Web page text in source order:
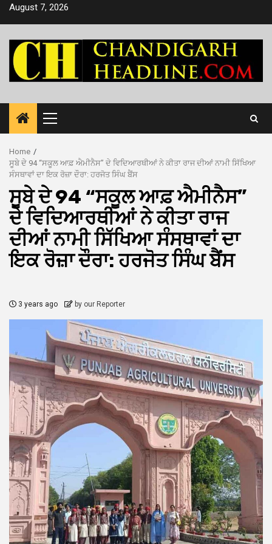
SkipAugust 7, 2026
Primary
Menu
Home
ਸੂਬੇ ਦੇ 94 “ਸਕੂਲ ਆਫ਼ ਐਮੀਨੈਸ” ਦੇ ਵਿਦਿਆਰਥੀਆਂ ਨੇ ਕੀਤਾ ਰਾਜ ਦੀਆਂ ਨਾਮੀ ਸਿੱਖਿਆ
ਸੰਸਥਾਵਾਂ ਦਾ ਇਕ ਰੋਜ਼ਾ ਦੌਰਾ: ਹਰਜੋਤ ਸਿੰਘ ਬੈਂਸ
ਸੂਬੇ ਦੇ 94 “ਸਕੂਲ ਆਫ਼ ਐਮੀਨੈਸ”
ਦੇ ਵਿਦਿਆਰਥੀਆਂ ਨੇ ਕੀਤਾ ਰਾਜ
ਦੀਆਂ ਨਾਮੀ ਸਿੱਖਿਆ ਸੰਸਥਾਵਾਂ ਦਾ
ਇਕ ਰੋਜ਼ਾ ਦੌਰਾ: ਹਰਜੋਤ ਸਿੰਘ ਬੈਂਸ
3 years ago by our Reporter